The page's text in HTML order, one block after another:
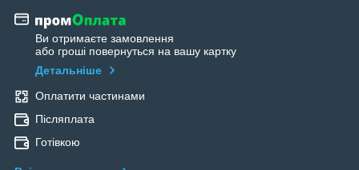
Ви отримаєте замовлення
або гроші повернуться на вашу картку
Детальніше
Оплатити частинами
Післяплата
Готівкою